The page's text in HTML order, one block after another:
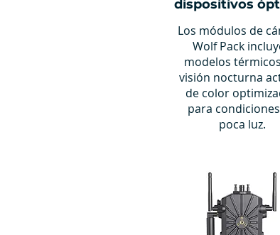
dispositivos
Los módulos de
Wolf Pack
modelos
visión nocturna
de color
para
poca luz.